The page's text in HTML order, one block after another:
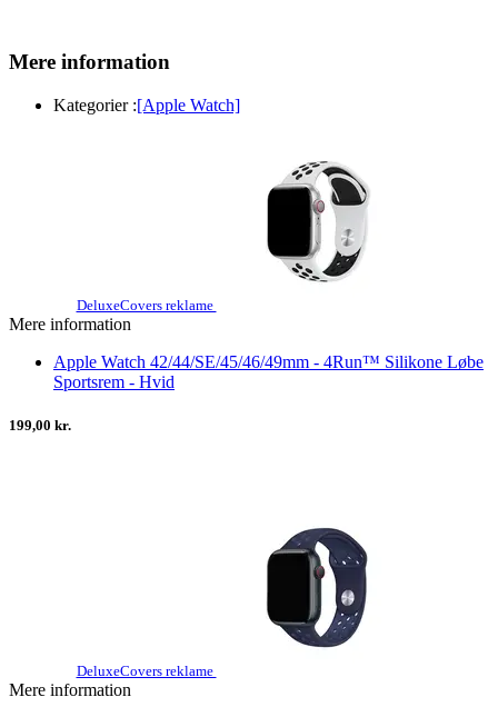
Mere information
Kategorier :[Apple Watch]
DeluxeCovers reklame
Mere information
Apple Watch 42/44/SE/45/46/49mm - 4Run™ Silikone Løbe
Sportsrem - Hvid
199,00 kr.
DeluxeCovers reklame
Mere information